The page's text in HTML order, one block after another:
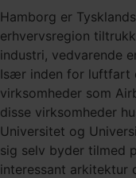
Hamborg er
erhvervsregion
industri, vedvarende
Især inden for luftfart
virksomheder som
disse virksomheder
Universitet og
sig selv byder tilmed
interessant arkitektur